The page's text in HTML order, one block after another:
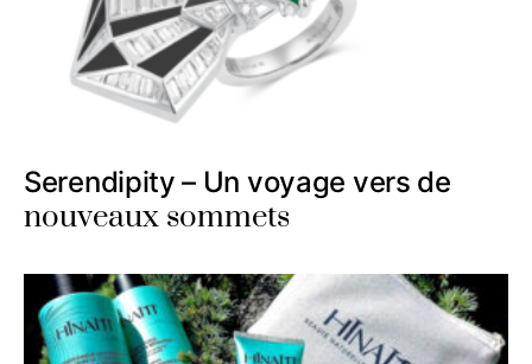
Serendipity – Un voyage vers de
nouveaux sommets